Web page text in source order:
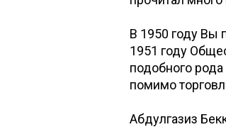
В 1950 году Вы
1951 году
подобного
помимо
Абдулгазиз